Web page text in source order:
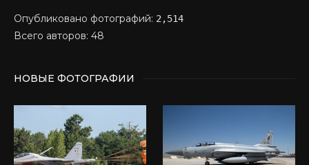
Опубликовано фотографий: 2,514
Всего авторов: 48
НОВЫЕ ФОТОГРАФИИ